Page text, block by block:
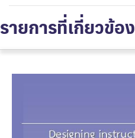
รายการที่เกี่ยวข้อง